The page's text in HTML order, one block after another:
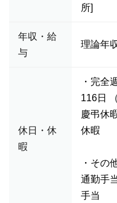
所]
年収・給
与
理論年
休日・休
暇
・完全
116日
慶弔休
休暇
・その
通勤手
手当